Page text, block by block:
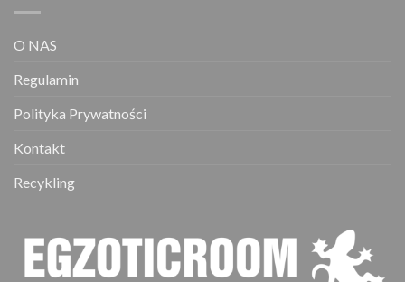
O NAS
Regulamin
Polityka Prywatności
Kontakt
Recykling